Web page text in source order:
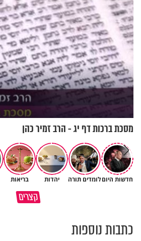
מסכת ברכות דף יג - הרב זמיר כהן
חדשות היוםלומדים תורה יהדות בריאות
קצריםמדוע האמונה נמשלה למלח?
כתבות נוספות